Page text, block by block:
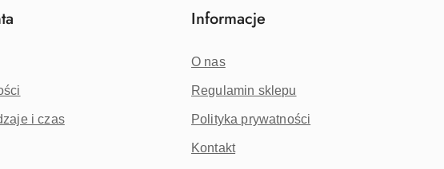
i czas
Informacje
O nas
Regulamin sklepu
Polityka prywatności
Kontakt